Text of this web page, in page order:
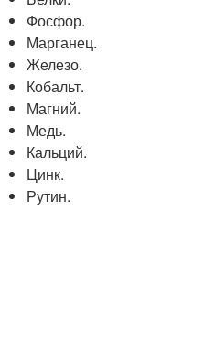
Фосфор.
Марганец.
Железо.
Кобальт.
Магний.
Медь.
Кальций.
Цинк.
Рутин.